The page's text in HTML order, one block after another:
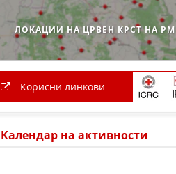
ЛОКАЦИИ НА ЦРВЕН КРСТ НА РМ
Корисни линкови
Календар на активности